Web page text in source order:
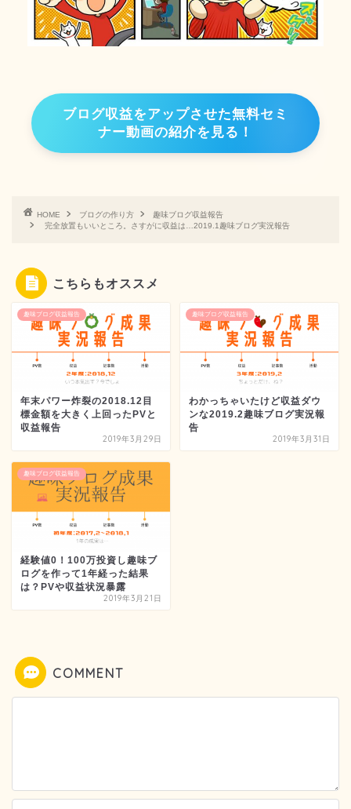
ブログ収益をアップさせた無料セミ
ナー動画の紹介を見る！
HOME ブログの作り方
趣味ブログ収益報告
完全放置もいいところ。さすがに収益は…2019.1趣味ブログ実況報告
こちらもオススメ
趣味ブログ収益報告
年末パワー炸裂の2018.12目
標金額を大きく上回ったPVと
収益報告
2019年3月29日
趣味ブログ収益報告
わかっちゃいたけど収益ダウ
ンな2019.2趣味ブログ実況報
告
2019年3月31日
趣味ブログ収益報告
経験値0！100万投資し趣味ブ
ログを作って1年経った結果
は？PVや収益状況暴露
2019年3月21日
COMMENT